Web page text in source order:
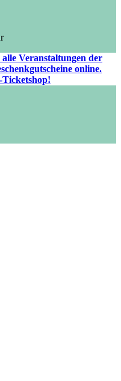
Veranstaltungen der
online.
Ticketshop!